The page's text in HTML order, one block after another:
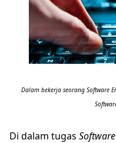
Dalam bekerja seorang Software
Di dalam tugas